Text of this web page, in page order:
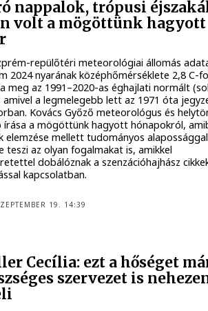
nappalok, trópusi
volt a mögöttünk hagyott
repülőtéri meteorológiai állomás
2024 nyarának középhőmérséklete 2,8 C-
meg az 1991–2020-as éghajlati normált
amivel a legmelegebb lett az 1971 óta
Kovács Győző meteorológus és
írása a mögöttünk hagyott hónapokról,
elemzése mellett tudományos alapossággal
teszi az olyan fogalmakat is, amikkel
dobálóznak a szenzációhajhász
kapcsolatban.
19. 14:39
Cecília: ezt a hőséget
szervezet is